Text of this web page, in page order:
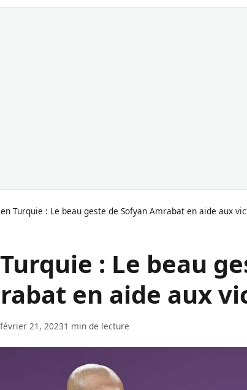
Turquie : Le beau geste de Sofyan Amrabat en aide aux
: Le beau
en aide aux
février 21, 20231 min de lecture